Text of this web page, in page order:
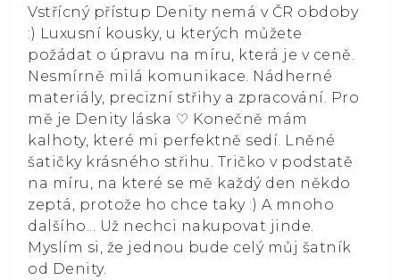
Vstřícný přístup Denity nemá v ČR obdoby
:) Luxusní kousky, u kterých můžete
požádat o úpravu na míru, která je v ceně.
Nesmírně milá komunikace. Nádherné
materiály, precizní střihy a zpracování. Pro
mě je Denity láska ⁠♡ Konečně mám
kalhoty, které mi perfektně sedí. Lněné
šatičky krásného střihu. Tričko v podstatě
na míru, na které se mě každý den někdo
zeptá, protože ho chce taky :) A mnoho
dalšího... Už nechci nakupovat jinde.
Myslím si, že jednou bude celý můj šatník
od Denity.